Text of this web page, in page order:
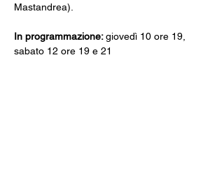
Mastandrea).
In programmazione: giovedì 10 ore 19,
sabato 12 ore 19 e 21